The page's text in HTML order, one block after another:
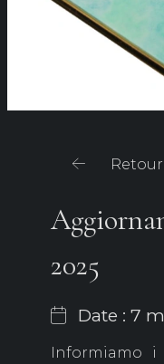
2025
Date : 7
Informiamo